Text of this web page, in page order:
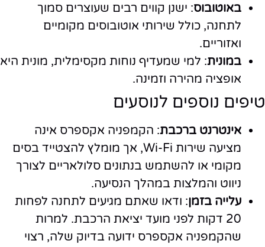
באוטובוס: ישנן קווים רבים שעוצרים סמוך
לתחנה, כולל שירותי אוטובוסים מקומיים
ואזוריים.
במונית: למי שמעדיף נוחות מקסימלית, מונית היא
אופציה מהירה וזמינה.
טיפים נוספים לנוסעים
אינטרנט ברכבת: הקמפניה אקספרס אינה
מציעה שירות Wi-Fi, אך מומלץ להצטייד בסים
מקומי או להשתמש בנתונים סלולאריים לצורך
ניווט והמלצות במהלך הנסיעה.
עלייה בזמן: ודאו שאתם מגיעים לתחנה לפחות
20 דקות לפני מועד יציאת הרכבת. למרות
שהקמפניה אקספרס ידועה בדיוק שלה, רצוי